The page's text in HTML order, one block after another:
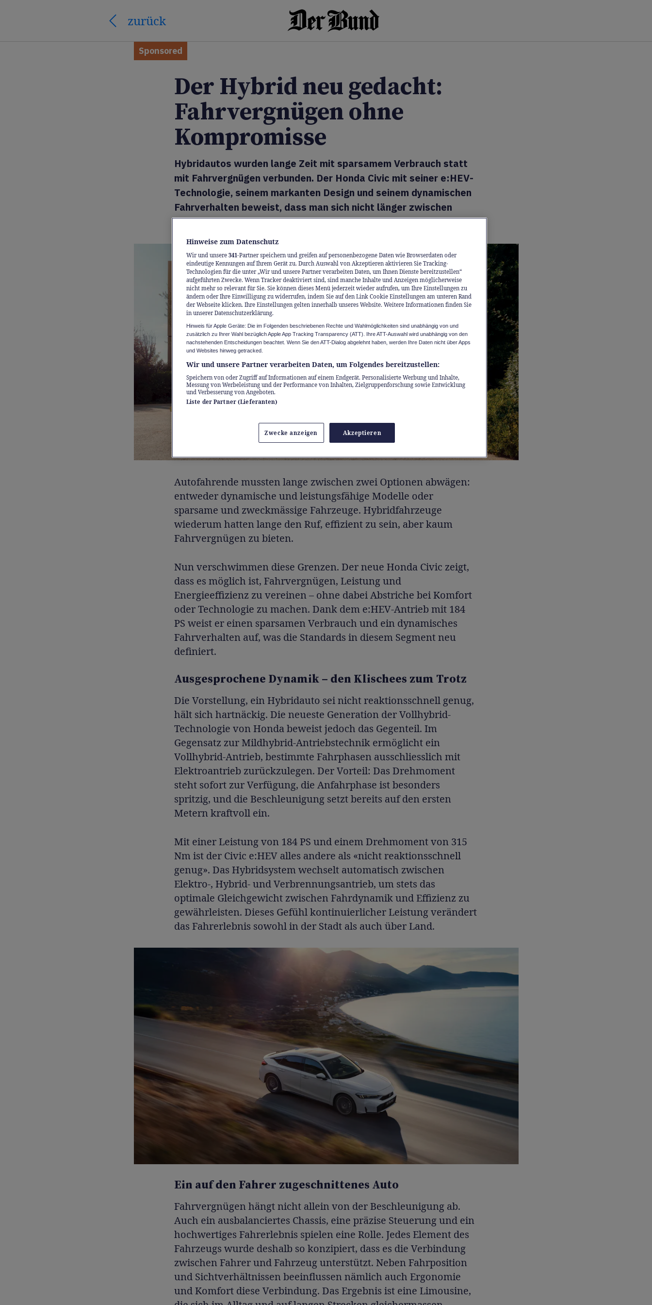
zurück
Sponsored
Der Hybrid neu gedacht:
Fahrvergnügen ohne
Kompromisse
Hybridautos wurden lange Zeit mit sparsamem Verbrauch statt
mit Fahrvergnügen verbunden. Der Honda Civic mit seiner e:HEV-
Technologie, seinem markanten Design und seinem dynamischen
Fahrverhalten beweist, dass man sich nicht länger zwischen
Leistung und Effizienz entscheiden muss.
Autofahrende mussten lange zwischen zwei Optionen abwägen:
entweder dynamische und leistungsfähige Modelle oder
sparsame und zweckmässige Fahrzeuge. Hybridfahrzeuge
wiederum hatten lange den Ruf, effizient zu sein, aber kaum
Fahrvergnügen zu bieten.
Nun verschwimmen diese Grenzen. Der neue Honda Civic zeigt,
dass es möglich ist, Fahrvergnügen, Leistung und
Energieeffizienz zu vereinen – ohne dabei Abstriche bei Komfort
oder Technologie zu machen. Dank dem e:HEV-Antrieb mit 184
PS weist er einen sparsamen Verbrauch und ein dynamisches
Fahrverhalten auf, was die Standards in diesem Segment neu
definiert.
Ausgesprochene Dynamik – den Klischees zum Trotz
Die Vorstellung, ein Hybridauto sei nicht reaktionsschnell genug,
hält sich hartnäckig. Die neueste Generation der Vollhybrid-
Technologie von Honda beweist jedoch das Gegenteil. Im
Gegensatz zur Mildhybrid-Antriebstechnik ermöglicht ein
Vollhybrid-Antrieb, bestimmte Fahrphasen ausschliesslich mit
Elektroantrieb zurückzulegen. Der Vorteil: Das Drehmoment
steht sofort zur Verfügung, die Anfahrphase ist besonders
spritzig, und die Beschleunigung setzt bereits auf den ersten
Metern kraftvoll ein.
Mit einer Leistung von 184 PS und einem Drehmoment von 315
Nm ist der Civic e:HEV alles andere als «nicht reaktionsschnell
genug». Das Hybridsystem wechselt automatisch zwischen
Elektro-, Hybrid- und Verbrennungsantrieb, um stets das
optimale Gleichgewicht zwischen Fahrdynamik und Effizienz zu
gewährleisten. Dieses Gefühl kontinuierlicher Leistung verändert
das Fahrerlebnis sowohl in der Stadt als auch über Land.
Ein auf den Fahrer zugeschnittenes Auto
Fahrvergnügen hängt nicht allein von der Beschleunigung ab.
Auch ein ausbalanciertes Chassis, eine präzise Steuerung und ein
hochwertiges Fahrerlebnis spielen eine Rolle. Jedes Element des
Fahrzeugs wurde deshalb so konzipiert, dass es die Verbindung
zwischen Fahrer und Fahrzeug unterstützt. Neben Fahrposition
und Sichtverhältnissen beeinflussen nämlich auch Ergonomie
und Komfort diese Verbindung. Das Ergebnis ist eine Limousine,
Hinweise zum Datenschutz
Wir und unsere 341-Partner speichern und greifen auf personenbezogene Daten wie Browserdaten oder
eindeutige Kennungen auf Ihrem Gerät zu. Durch Auswahl von Akzeptieren aktivieren Sie Tracking-
Technologien für die unter „Wir und unsere Partner verarbeiten Daten, um Ihnen Dienste bereitzustellen“
aufgeführten Zwecke. Wenn Tracker deaktiviert sind, sind manche Inhalte und Anzeigen möglicherweise
nicht mehr so relevant für Sie. Sie können dieses Menü jederzeit wieder aufrufen, um Ihre Einstellungen zu
ändern oder Ihre Einwilligung zu widerrufen, indem Sie auf den Link Cookie Einstellungen am unteren Rand
der Webseite klicken. Ihre Einstellungen gelten innerhalb unseres Website. Weitere Informationen finden Sie
in unserer Datenschutzerklärung.
Hinweis für Apple Geräte: Die im Folgenden beschriebenen Rechte und Wahlmöglichkeiten sind unabhängig von und
zusätzlich zu Ihrer Wahl bezüglich Apple App Tracking Transparency (ATT). Ihre ATT-Auswahl wird unabhängig von den
nachstehenden Entscheidungen beachtet. Wenn Sie den ATT-Dialog abgelehnt haben, werden Ihre Daten nicht über Apps
und Websites hinweg getracked.
Wir und unsere Partner verarbeiten Daten, um Folgendes bereitzustellen:
Speichern von oder Zugriff auf Informationen auf einem Endgerät. Personalisierte Werbung und Inhalte,
Messung von Werbeleistung und der Performance von Inhalten, Zielgruppenforschung sowie Entwicklung
und Verbesserung von Angeboten.
Liste der Partner (Lieferanten)
Zwecke anzeigen Akzeptieren